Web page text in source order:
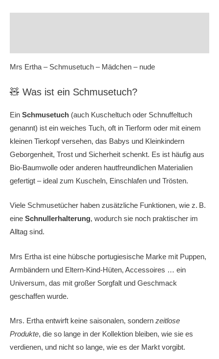
Mrs Ertha – Schmusetuch – Mädchen – nude
🧸 Was ist ein Schmusetuch?
Ein Schmusetuch (auch Kuscheltuch oder Schnuffeltuch
genannt) ist ein weiches Tuch, oft in Tierform oder mit einem
kleinen Tierkopf versehen, das Babys und Kleinkindern
Geborgenheit, Trost und Sicherheit schenkt. Es ist häufig aus
Bio-Baumwolle oder anderen hautfreundlichen Materialien
gefertigt – ideal zum Kuscheln, Einschlafen und Trösten.
Viele Schmusetücher haben zusätzliche Funktionen, wie z. B.
eine Schnullerhalterung, wodurch sie noch praktischer im
Alltag sind.
Mrs Ertha ist eine hübsche portugiesische Marke mit Puppen,
Armbändern und Eltern-Kind-Hüten, Accessoires … ein
Universum, das mit großer Sorgfalt und Geschmack
geschaffen wurde.
Mrs. Ertha entwirft keine saisonalen, sondern zeitlose
Produkte, die so lange in der Kollektion bleiben, wie sie es
verdienen, und nicht so lange, wie es der Markt vorgibt.